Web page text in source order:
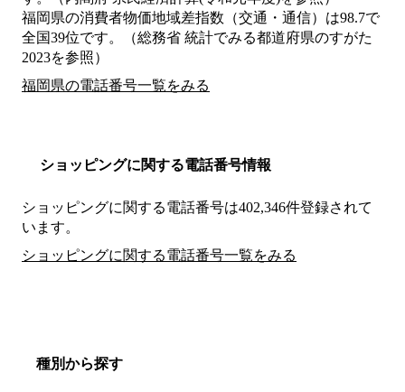
福岡県の消費者物価地域差指数（交通・通信）は98.7で
全国39位です。（総務省 統計でみる都道府県のすがた
2023を参照）
福岡県の電話番号一覧をみる
ショッピングに関する電話番号情報
ショッピングに関する電話番号は402,346件登録されて
います。
ショッピングに関する電話番号一覧をみる
種別から探す